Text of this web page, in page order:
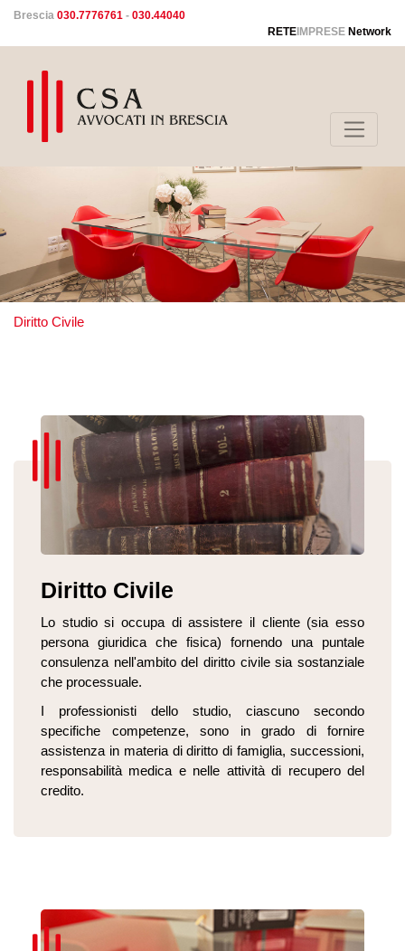
Brescia 030.7776761 - 030.44040
RETEIMPRESE Network
Diritto Civile
Diritto Civile
Lo studio si occupa di assistere il cliente (sia esso
persona giuridica che fisica) fornendo una puntale
consulenza nell'ambito del diritto civile sia sostanziale
che processuale.
I professionisti dello studio, ciascuno secondo
specifiche competenze, sono in grado di fornire
assistenza in materia di diritto di famiglia, successioni,
responsabilità medica e nelle attività di recupero del
credito.